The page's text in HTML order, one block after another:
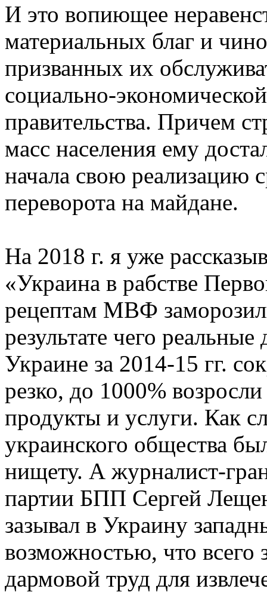
И это вопиющее
материальных благ и
призванных их
социально-
правительства. Причем
масс населения ему
начала свою реализацию
переворота на майдане.
На 2018 г. я уже
«Украина в рабстве
рецептам МВФ
результате чего
Украине за 2014-15 гг.
резко, до 1000%
продукты и услуги. Как
украинского общества
нищету. А журналист-
партии БПП Сергей
зазывал в Украину
возможностью, что всего
дармовой труд для